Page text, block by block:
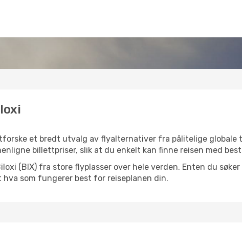
et bredt utvalg av flyalternativer fra pålitelige globale
billettpriser, slik at du enkelt kan finne reisen med
(BIX) fra store flyplasser over hele verden. Enten du
som fungerer best for reiseplanen din.